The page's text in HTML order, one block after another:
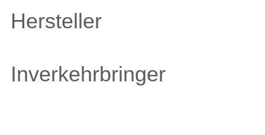
Hersteller
Inverkehrbringer